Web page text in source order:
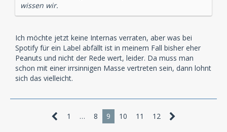
wissen wir.
Ich möchte jetzt keine Internas verraten, aber was bei
Spotify für ein Label abfällt ist in meinem Fall bisher eher
Peanuts und nicht der Rede wert, leider. Da muss man
schon mit einer irrsinnigen Masse vertreten sein, dann lohnt
sich das vielleicht.
1 … 8 9 10 11 12